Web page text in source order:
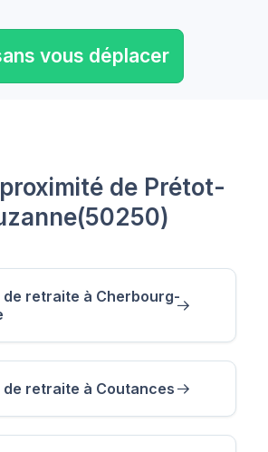
vous déplacer
proximité de Prétot-
de retraite à Cherbourg-
de retraite à Coutances